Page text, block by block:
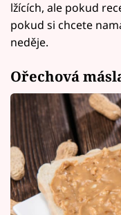
lžících, ale pokud
pokud si chcete
neděje.
Ořechová